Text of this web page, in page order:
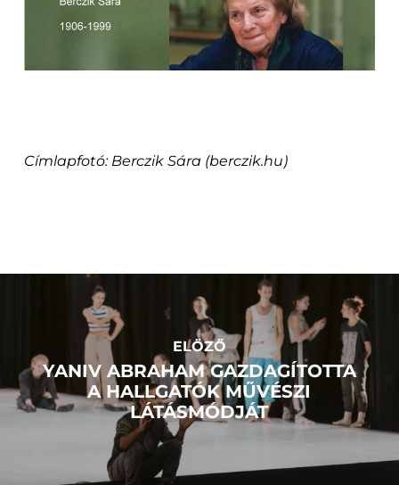
Címlapfotó: Berczik Sára (berczik.hu)
ELŐZŐ
YANIV ABRAHAM GAZDAGÍTOTTA
A HALLGATÓK MŰVÉSZI
LÁTÁSMÓDJÁT